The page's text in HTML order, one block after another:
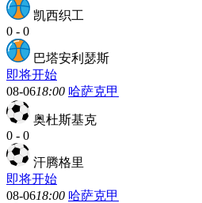
凯西织工
0 - 0
巴塔安利瑟斯
即将开始
08-0618:00 哈萨克甲
奥杜斯基克
0 - 0
汗腾格里
即将开始
08-0618:00 哈萨克甲